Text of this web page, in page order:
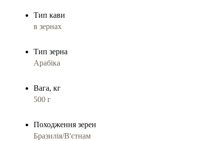
Тип кави
в зернах
Тип зерна
Арабіка
Вага, кг
500 г
Походження зерен
Бразилія/В'єтнам